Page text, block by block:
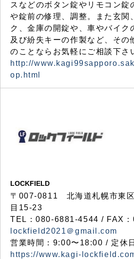
スなどのボタン錠やリモコン錠
や錠前の修理、調整。また玄関
ク、金庫の開錠や、車やバイク
及び紛失キーの作製など、その
のことならお気軽にご相談下さ
http://
op.html
LOCKFIELD
〒007-0811 北海道札幌市東
目15-23
TEL：080-6881-4544 / FAX
lockfield2021＠gmail.com
営業時間：9:00〜18:00 / 定休
https://www.kagi-